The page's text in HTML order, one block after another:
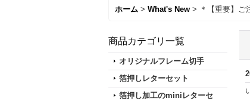
ホーム > What's New > ＊【重要】ご
商品カテゴリ一覧
オリジナルフレーム切手
箔押しレターセット
箔押し加工のminiレターセ